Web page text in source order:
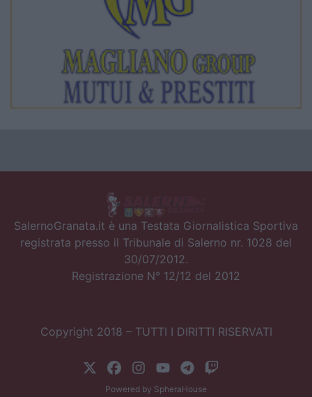
SalernoGranata.it è una Testata Giornalistica Sportiva
registrata presso il Tribunale di Salerno nr. 1028 del
30/07/2012.
Registrazione N° 12/12 del 2012
Copyright 2018 – TUTTI I DIRITTI RISERVATI
Powered by SpheraHouse